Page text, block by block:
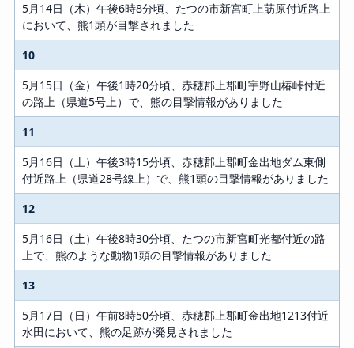
5月14日（木）午後6時8分頃、たつの市新宮町上莇原付近路上
において、熊1頭が目撃されました
10
5月15日（金）午後1時20分頃、赤穂郡上郡町宇野山椿峠付近
の路上（県道5号上）で、熊の目撃情報がありました
11
5月16日（土）午後3時15分頃、赤穂郡上郡町金出地ダム東側
付近路上（県道28号線上）で、熊1頭の目撃情報がありました
12
5月16日（土）午後8時30分頃、たつの市新宮町光都付近の路
上で、熊のような動物1頭の目撃情報がありました
13
5月17日（日）午前8時50分頃、赤穂郡上郡町金出地1213付近
水田において、熊の足跡が発見されました